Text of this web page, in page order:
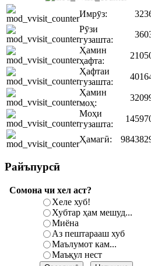
Имрӯз:
Рӯзи
гузашта:
Ҳамин
ҳафта:
Ҳафтаи
гузашта:
Ҳамин
моҳ:
Моҳи
гузашта:
Ҳамагӣ:
Райъпурсӣ
Сомона чи хел аст?
Хеле хуб!
Хубтар ҳам мешуд...
Миёна
Аз пештарааш хуб
Маълумот кам...
Маъқул нест